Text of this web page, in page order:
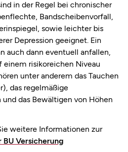
in der Regel bei chronischer
Bandscheibenvorfall,
sowie leichter bis
Depression geeignet. Ein
auch dann eventuell anfallen,
einem risikoreichen Niveau
unter anderem das Tauchen
das regelmäßige
das Bewältigen von Höhen
weitere Informationen zur
BU Versicherung